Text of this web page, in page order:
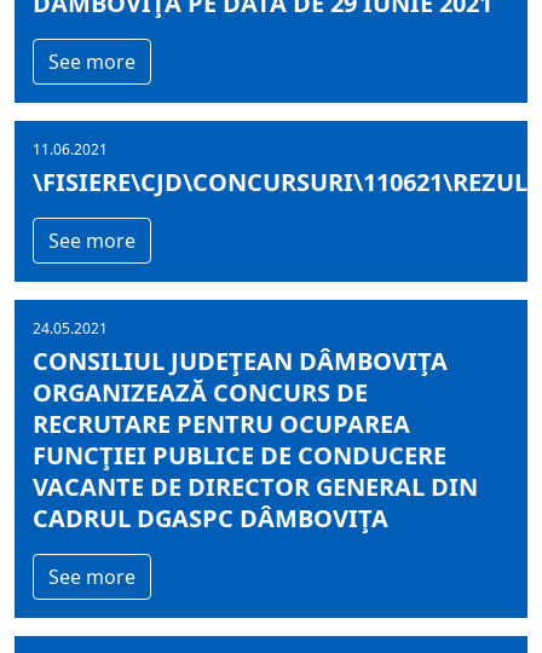
See more
11.06.2021
See more
24.05.2021
CONSILIUL JUDEŢEAN DÂMBOVIŢA
ORGANIZEAZĂ CONCURS DE
RECRUTARE PENTRU OCUPAREA
FUNCŢIEI PUBLICE DE CONDUCERE
VACANTE DE DIRECTOR GENERAL DIN
CADRUL DGASPC DÂMBOVIŢA
See more